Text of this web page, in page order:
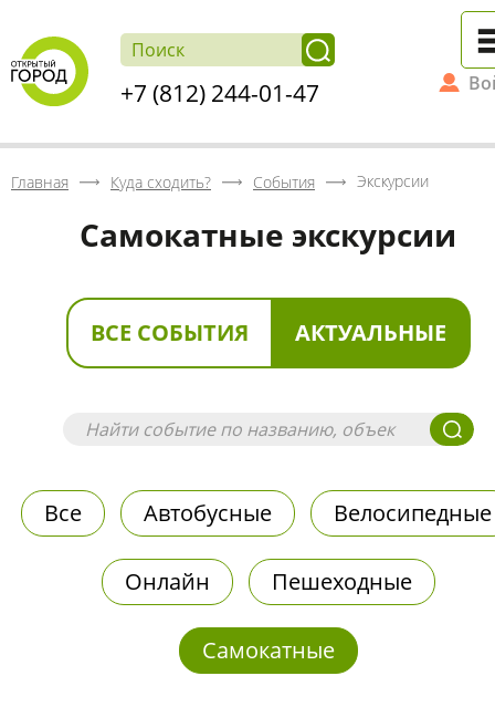
+7 (812) 244-01-47
Главная Куда сходить? События Экскурсии
Самокатные экскурсии
ВСЕ СОБЫТИЯ АКТУАЛЬНЫЕ
Все Автобусные Велосипедные
Онлайн Пешеходные
Самокатные